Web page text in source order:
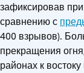
зафиксировав
сравнению с
400 взрывов).
прекращения
районах к